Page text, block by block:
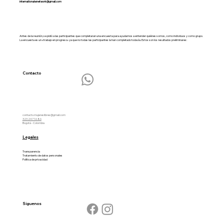
Antes de la reunión, se pidió a las participantes que completaran una encuesta para ayudarnos a entender quiénes somos, como individuos y como grupo.
La encuesta es un «trabajo en progreso» ya que no todas las participantes la han completado todavía. Estos son los resultados preliminares:
internationalwnetwork@gmail.com
Contacto
contacto.mujereslibres@gmail.com
323 247 16 86
Bogotá - Colombia
Legales
Transparencia
Tratamiento de datos personales
Política de privacidad
Síguenos